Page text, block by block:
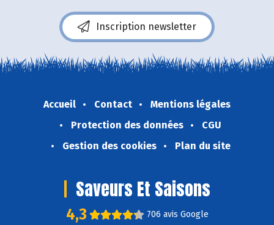
Inscription newsletter
Accueil Contact
Mentions légales
Protection des données
CGU
Gestion des cookies
Plan du site
Saveurs Et Saisons
4,3 706 avis Google